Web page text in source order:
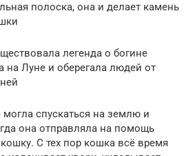
полоска, она и делает камень
легенда о богине
на Луне и оберегала людей от
могла спускаться на землю и
она отправляла на помощь
С тех пор кошка всё время